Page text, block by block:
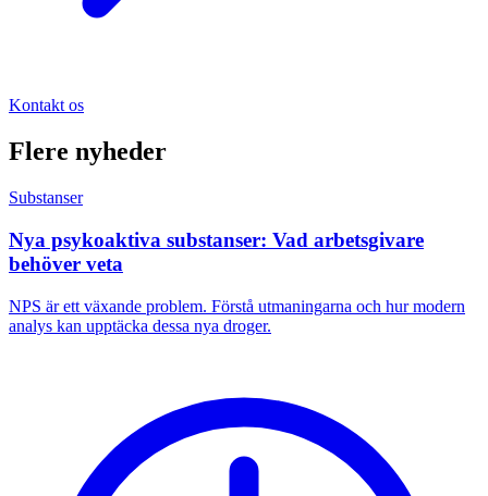
Kontakt os
Flere nyheder
Substanser
Nya psykoaktiva substanser: Vad arbetsgivare
behöver veta
NPS är ett växande problem. Förstå utmaningarna och hur modern
analys kan upptäcka dessa nya droger.